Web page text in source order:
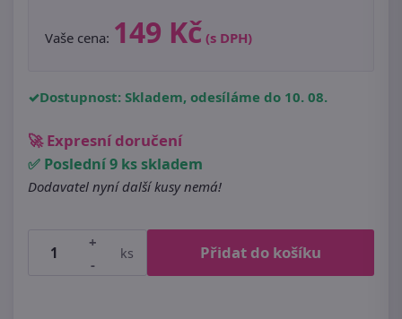
Vaše cena: 149 Kč (s DPH)
Dostupnost: Skladem, odesíláme do 10. 08.
🚀 Expresní doručení
✅ Poslední 9 ks skladem
Dodavatel nyní další kusy nemá!
+
-
ks Přidat do košíku